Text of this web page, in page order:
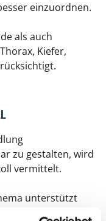
einzuordnen.
als auch
Kiefer,
zu gestalten, wird
vermittelt.
unterstützt